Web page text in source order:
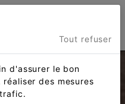
Tout refuser
d'assurer le bon
des mesures